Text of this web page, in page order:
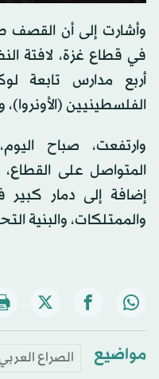
وأشارت إلى أن القصف
في قطاع غزة، لافتة
أربع مدارس تابعة
الفلسطينيين (الأونروا)،
وارتفعت، صباح
إضافة إلى دمار كبير
والممتلكات، والبنية
مواضيع الصراع